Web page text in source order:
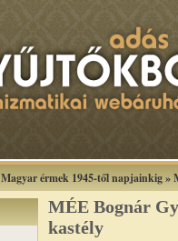
Magyar érmek 1945-től napjainkig»
MÉE Bognár
kastély